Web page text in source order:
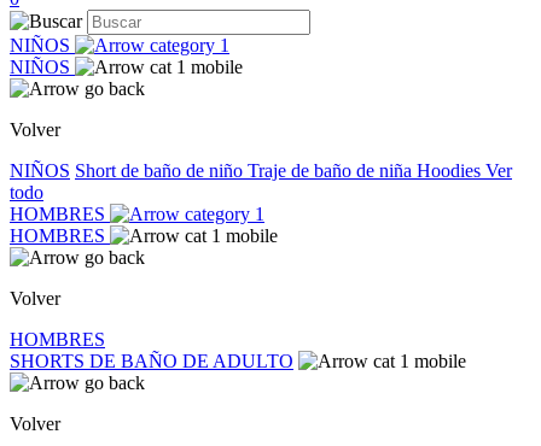
NIÑOS
NIÑOS
Volver
NIÑOS Short de baño de niño Traje de baño de niña Hoodies Ver
todo
HOMBRES
HOMBRES
Volver
HOMBRES
SHORTS DE BAÑO DE ADULTO
Volver